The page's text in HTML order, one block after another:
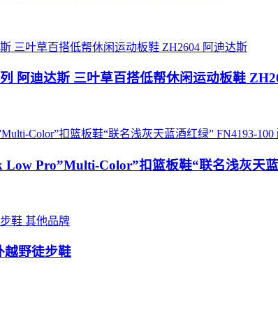
阿迪达斯
阿迪达斯 三叶草百搭低帮休闲运动板鞋
Pro”Multi-Color”扣篮板鞋“联名浅灰天
其他品牌
越野徒步鞋